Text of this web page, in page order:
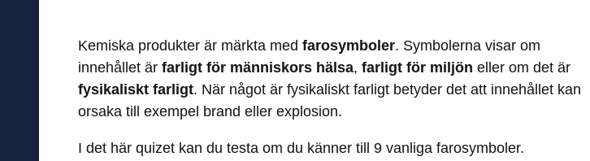
Kemiska produkter är märkta med farosymboler. Symbolerna visar om
innehållet är farligt för människors hälsa, farligt för miljön eller om det är
fysikaliskt farligt. När något är fysikaliskt farligt betyder det att innehållet kan
orsaka till exempel brand eller explosion.
I det här quizet kan du testa om du känner till 9 vanliga farosymboler.